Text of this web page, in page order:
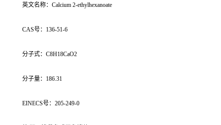
英文名称：Calcium 2-ethylhexanoate
CAS号：136-51-6
分子式：C8H18CaO2
分子量：186.31
EINECS号：205-249-0